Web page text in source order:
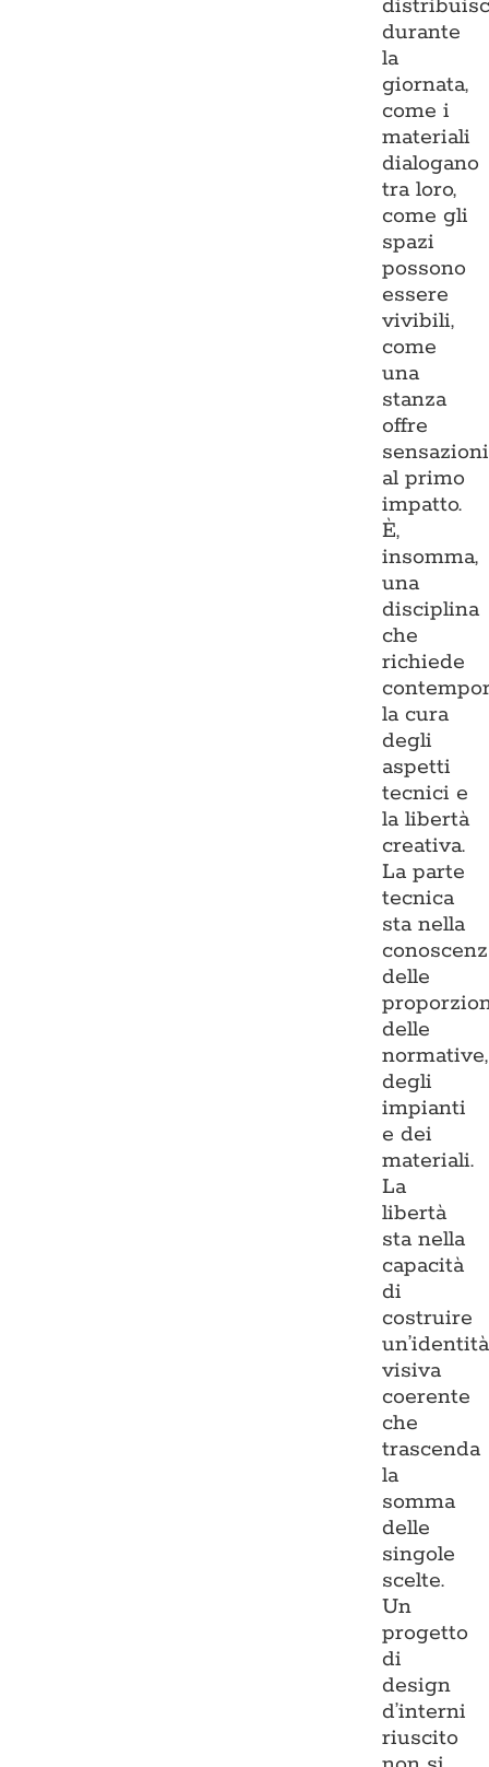
durante
la
giornata,
come i
materiali
dialogano
tra loro,
come gli
spazi
possono
essere
vivibili,
come
una
stanza
offre
sensazioni
al primo
impatto.
È,
insomma,
una
disciplina
che
richiede
la cura
degli
aspetti
tecnici e
la libertà
creativa.
La parte
tecnica
sta nella
delle
delle
normative,
degli
impianti
e dei
materiali.
La
libertà
sta nella
capacità
di
costruire
un’identità
visiva
coerente
che
trascenda
la
somma
delle
singole
scelte.
Un
progetto
di
design
d’interni
riuscito